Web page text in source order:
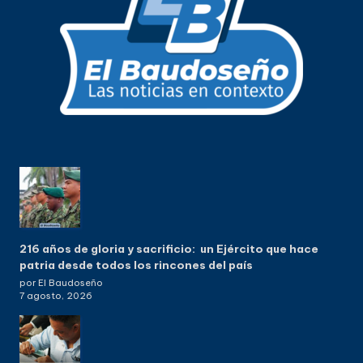
216 años de gloria y sacrificio: un Ejército que hace
patria desde todos los rincones del país
por El Baudoseño
7 agosto, 2026